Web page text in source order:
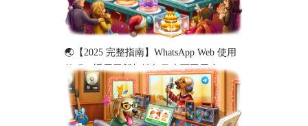
🌏【2025 完整指南】WhatsApp Web 使用
教程（适用于新加坡与马来西亚用户）